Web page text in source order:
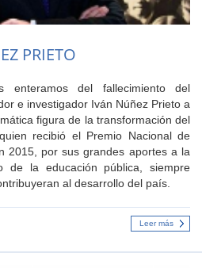
PRIETO
del fallecimiento del
e investigador Iván Núñez Prieto a
figura de la transformación del
recibió el Premio Nacional de
2015, por sus grandes aportes a la
de la educación pública, siempre
al desarrollo del país.
Leer más